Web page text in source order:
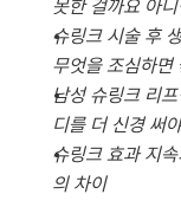
못한 걸까요 아
슈링크 시술 후
무엇을 조심하면
남성 슈링크 리
디를 더 신경 써
슈링크 효과 지
의 차이